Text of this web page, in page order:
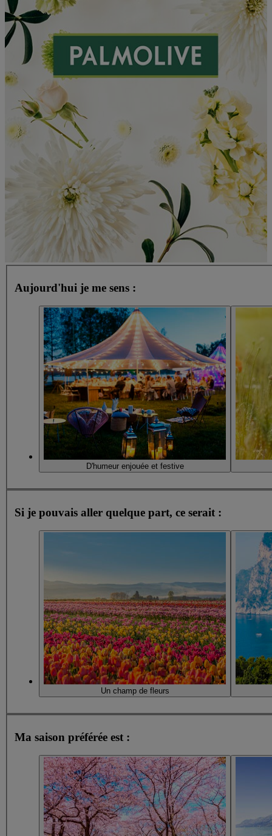
Aujourd'hui je me sens :
D'humeur enjouée et festive
Si je pouvais aller quelque part, ce serait :
Un champ de fleurs
Ma saison préférée est :